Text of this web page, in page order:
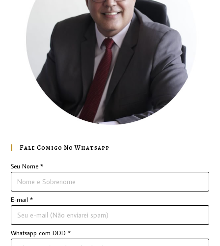
Fale Comigo No Whatsapp
Seu Nome*
E-mail*
Whatsapp com DDD*